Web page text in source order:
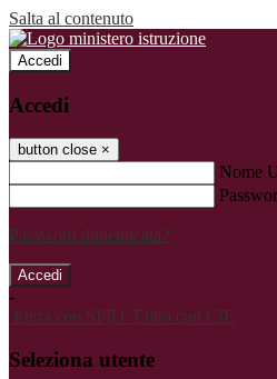
Salta al contenuto
Accedi
Accedi
button close ×
Nome
Password dimenticata?
-
Entra con SPID Entra con CIE
Seleziona utente